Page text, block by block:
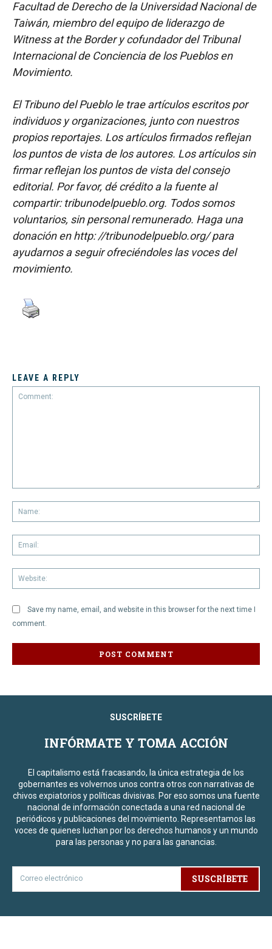
Facultad de Derecho de la Universidad Nacional de
Taiwán, miembro del equipo de liderazgo de
Witness at the Border y cofundador del Tribunal
Internacional de Conciencia de los Pueblos en
Movimiento.
El Tribuno del Pueblo le trae artículos escritos por
individuos y organizaciones, junto con nuestros
propios reportajes. Los artículos firmados reflejan
los puntos de vista de los autores. Los artículos sin
firmar reflejan los puntos de vista del consejo
editorial. Por favor, dé crédito a la fuente al
compartir: tribunodelpueblo.org. Todos somos
voluntarios, sin personal remunerado. Haga una
donación en http: //tribunodelpueblo.org/ para
ayudarnos a seguir ofreciéndoles las voces del
movimiento.
LEAVE A REPLY
Save my name, email, and website in this browser for the next time I
comment.
SUSCRÍBETE
INFÓRMATE Y TOMA ACCIÓN
El capitalismo está fracasando, la única estrategia de los
gobernantes es volvernos unos contra otros con narrativas de
chivos expiatorios y políticas divisivas. Por eso somos una fuente
nacional de información conectada a una red nacional de
periódicos y publicaciones del movimiento. Representamos las
voces de quienes luchan por los derechos humanos y un mundo
para las personas y no para las ganancias.
SUSCRÍBETE